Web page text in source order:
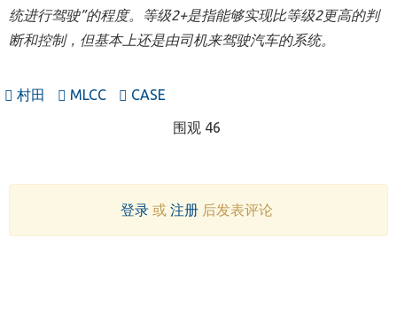
统进行驾驶”的程度。等级2+是指能够实现比等级2更高的判
断和控制，但基本上还是由司机来驾驶汽车的系统。
村田 MLCC CASE
围观 46
登录或 注册后发表评论